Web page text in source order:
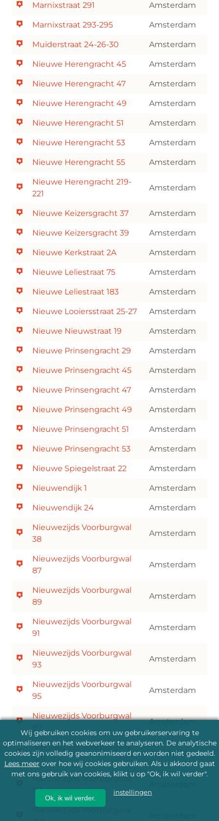
Marnixstraat 291 Amsterdam
Marnixstraat 293-295 Amsterdam
Muiderstraat 24-26-30 Amsterdam
Nieuwe Herengracht 45 Amsterdam
Nieuwe Herengracht 47 Amsterdam
Nieuwe Herengracht 49 Amsterdam
Nieuwe Herengracht 51 Amsterdam
Nieuwe Herengracht 53 Amsterdam
Nieuwe Herengracht 55 Amsterdam
Nieuwe Herengracht 219-
221
Amsterdam
Nieuwe Keizersgracht 37 Amsterdam
Nieuwe Keizersgracht 39 Amsterdam
Nieuwe Kerkstraat 2A Amsterdam
Nieuwe Leliestraat 75 Amsterdam
Nieuwe Leliestraat 183 Amsterdam
Nieuwe Looiersstraat 25-27 Amsterdam
Nieuwe Nieuwstraat 19 Amsterdam
Nieuwe Prinsengracht 29 Amsterdam
Nieuwe Prinsengracht 45 Amsterdam
Nieuwe Prinsengracht 47 Amsterdam
Nieuwe Prinsengracht 49 Amsterdam
Nieuwe Prinsengracht 51 Amsterdam
Nieuwe Prinsengracht 53 Amsterdam
Nieuwe Spiegelstraat 22 Amsterdam
Nieuwendijk 1 Amsterdam
Nieuwendijk 24 Amsterdam
Nieuwezijds Voorburgwal
38
Amsterdam
Nieuwezijds Voorburgwal
87
Amsterdam
Nieuwezijds Voorburgwal
89
Amsterdam
Nieuwezijds Voorburgwal
91
Amsterdam
Nieuwezijds Voorburgwal
93
Amsterdam
Nieuwezijds Voorburgwal
95
Amsterdam
Nieuwezijds Voorburgwal
Amsterdam
Nieuwezijds Voorburgwal
149
Amsterdam
Nieuwezijds Voorburgwal
151
Wij gebruiken cookies om uw gebruikerservaring te
optimaliseren en het webverkeer te analyseren. De analytische
cookies zijn volledig geanonimiseerd en worden niet gedeeld.
Lees meer over hoe wij cookies gebruiken. Als u akkoord gaat
met ons gebruik van cookies, klikt u op "Ok, ik wil verder".
Ok, ik wil verder.
instellingen